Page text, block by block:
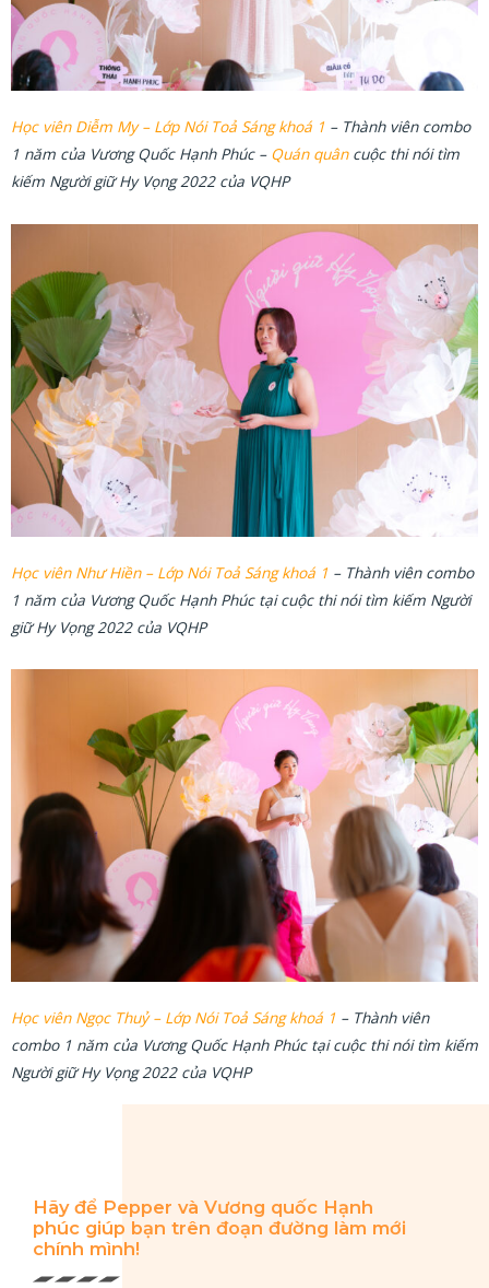
Học viên Diễm My – Lớp Nói Toả Sáng khoá 1 – Thành viên combo
1 năm của Vương Quốc Hạnh Phúc – Quán quâncuộc thi nói tìm
kiếm Người giữ Hy Vọng 2022 của VQHP
Học viên Như Hiền – Lớp Nói Toả Sáng khoá 1 – Thành viên combo
1 năm của Vương Quốc Hạnh Phúc tại cuộc thi nói tìm kiếm Người
giữ Hy Vọng 2022 của VQHP
Học viên Ngọc Thuỷ – Lớp Nói Toả Sáng khoá 1 – Thành viên
combo 1 năm của Vương Quốc Hạnh Phúc tại cuộc thi nói tìm kiếm
Người giữ Hy Vọng 2022 của VQHP
Hãy để Pepper và Vương quốc Hạnh
phúc giúp bạn trên đoạn đường làm mới
chính mình!